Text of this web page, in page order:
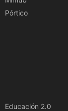
Pórtico
Educación 2.0